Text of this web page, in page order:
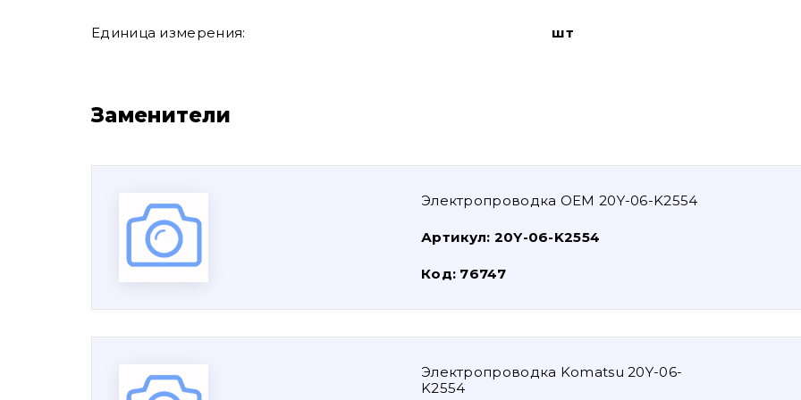
Единица измерения: шт
Заменители
Электропроводка OEM 20Y-06-K2554
Артикул: 20Y-06-K2554
Код: 76747
Электропроводка Komatsu 20Y-06-
K2554